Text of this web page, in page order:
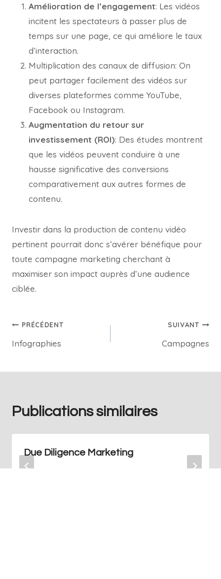
Amélioration de l’engagement: Les vidéos
incitent les spectateurs à passer plus de
temps sur une page, ce qui améliore le taux
d’interaction.
Multiplication des canaux de diffusion: On
peut partager facilement des vidéos sur
diverses plateformes comme YouTube,
Facebook ou Instagram.
Augmentation du retour sur
investissement (ROI): Des études montrent
que les vidéos peuvent conduire à une
hausse significative des conversions
comparativement aux autres formes de
contenu.
Investir dans la production de contenu vidéo
pertinent pourrait donc s’avérer bénéfique pour
toute campagne marketing cherchant à
maximiser son impact auprès d’une audience
ciblée.
PRÉCÉDENT
Infographies
SUIVANT
Campagnes
Publications similaires
Due Diligence Marketing